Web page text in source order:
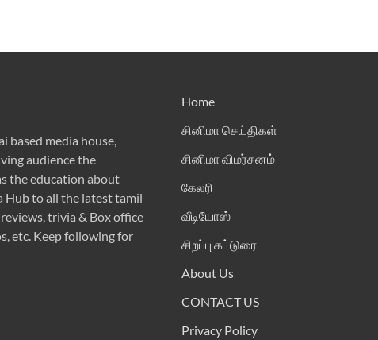
based media house,
audience the
the education about
Hub to all the latest tamil
trivia & Box office
etc. Keep following for
Home
சினிமா செய்திகள்
சினிமா விமர்சனம்
கேலரி
வீடியோஸ்
சிறப்பு கட்டுரை
About Us
CONTACT US
Privacy Policy